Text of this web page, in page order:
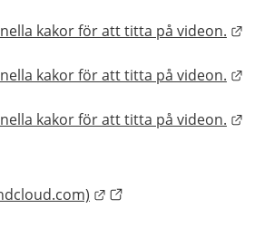
kakor för att titta på videon.
kakor för att titta på videon.
kakor för att titta på videon.
Länk till annan